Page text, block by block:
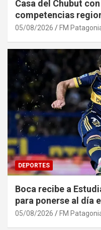
Casa del Chubut
competencias
05/08/2026 FM
DEPORTES
Boca recibe a
para ponerse al día
05/08/2026 FM